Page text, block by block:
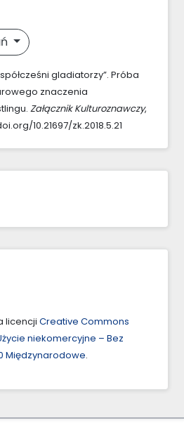
gladiatorzy”. Próba
znaczenia
Załącznik Kulturoznawczy,
10.21697/zk.2018.5.21
licencji Creative Commons
niekomercyjne – Bez
Międzynarodowe.